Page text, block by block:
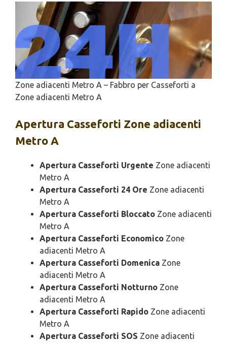
Zone adiacenti Metro A – Fabbro per Casseforti a
Zone adiacenti Metro A
Apertura Casseforti Zone adiacenti
Metro A
Apertura Casseforti Urgente Zone adiacenti
Metro A
Apertura Casseforti 24 Ore Zone adiacenti
Metro A
Apertura Casseforti Bloccato Zone adiacenti
Metro A
Apertura Casseforti Economico Zone
adiacenti Metro A
Apertura Casseforti Domenica Zone
adiacenti Metro A
Apertura Casseforti Notturno Zone
adiacenti Metro A
Apertura Casseforti Rapido Zone adiacenti
Metro A
Apertura Casseforti SOS Zone adiacenti